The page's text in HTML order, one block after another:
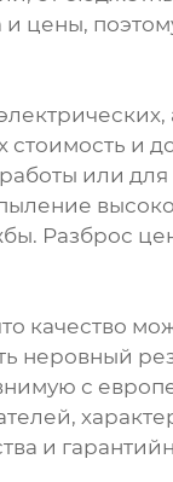
цены,
стоимость и
или для
Разброс
качество
неровный
с
и